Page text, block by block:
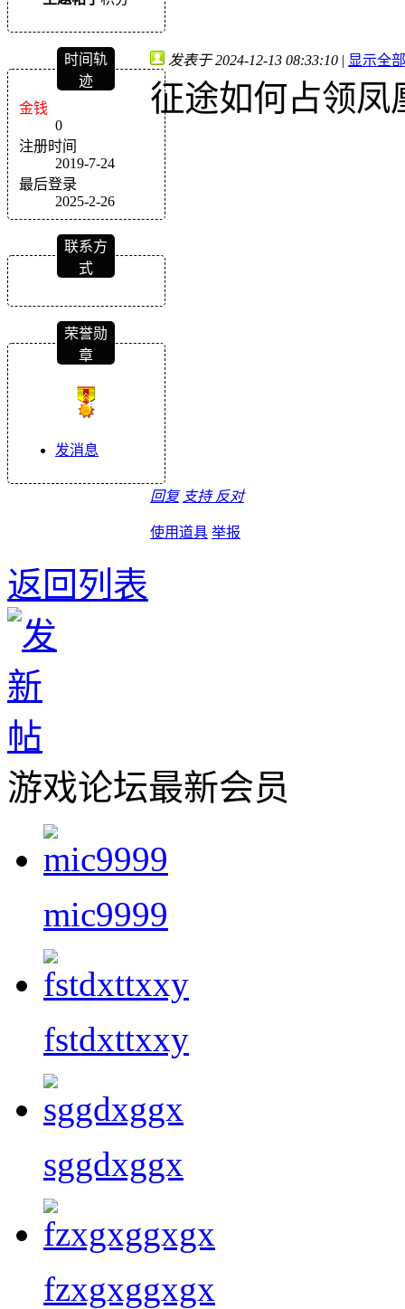
时间轨
迹
金钱
0
注册时间
2019-7-24
最后登录
2025-2-26
联系方
式
荣誉勋
章
发消息
发表于 2024-12-13 08:33:10 | 显示全
征途如何占领凤
回复 支持 反对
使用道具 举报
返回列表
游戏论坛最新会员
mic9999
fstdxttxxy
sggdxggx
fzxgxggxgx